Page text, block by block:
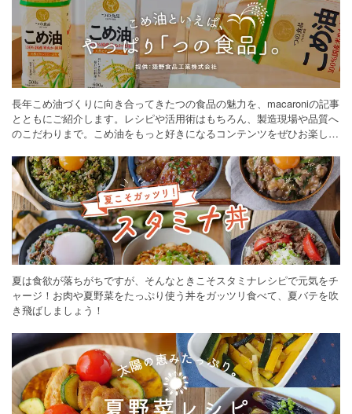
長年こめ油づくりに向き合ってきたつの食品の魅力を、macaroniの記事
とともにご紹介します。レシピや活用術はもちろん、製造現場や品質へ
のこだわりまで。こめ油をもっと好きになるコンテンツをぜひお楽しみ
夏は食欲が落ちがちですが、そんなときこそスタミナレシピで元気をチ
ャージ！お肉や夏野菜をたっぷり使う丼をガッツリ食べて、夏バテを吹
き飛ばしましょう！